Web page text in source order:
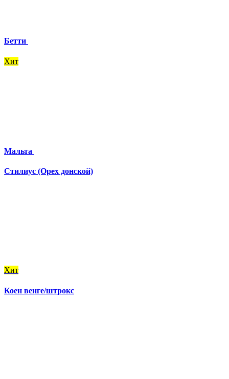
Бетти
Хит
Мальта
Стилиус (Орех донской)
Хит
Коен венге/штрокс